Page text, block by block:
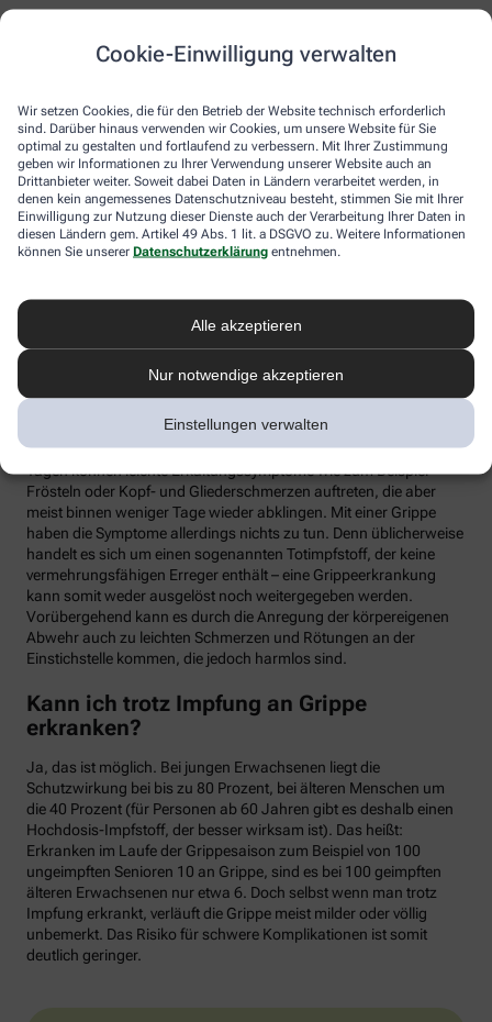
Cookie-Einwilligung verwalten
Wir setzen Cookies, die für den Betrieb der Website technisch erforderlich
sind. Darüber hinaus verwenden wir Cookies, um unsere Website für Sie
optimal zu gestalten und fortlaufend zu verbessern. Mit Ihrer Zustimmung
geben wir Informationen zu Ihrer Verwendung unserer Website auch an
Drittanbieter weiter. Soweit dabei Daten in Ländern verarbeitet werden, in
denen kein angemessenes Datenschutzniveau besteht, stimmen Sie mit Ihrer
Einwilligung zur Nutzung dieser Dienste auch der Verarbeitung Ihrer Daten in
diesen Ländern gem. Artikel 49 Abs. 1 lit. a DSGVO zu. Weitere Informationen
können Sie unserer Datenschutzerklärung entnehmen.
Alle akzeptieren
Nur notwendige akzeptieren
Einstellungen verwalten
ständig, der Impfstoff wird daher jedes Jahr an die neue Saison
angepasst. Nach der Impfung dauert es etwa 10 bis 14 Tage, bis
der Körper einen ausreichenden Schutz vor einer Ansteckung
aufgebaut hat. Auch eine spätere Impfung zu Beginn des Jahres
ist meist noch sinnvoll.
Wie sicher ist der Impfstoff?
ein streng reguliertes Zulassungsverfahren durchlaufen. Hierbei
muss die Qualität, Wirksamkeit und Verträglichkeit in
wissenschaftlichen Studien nachgewiesen werden. Die Freigabe
erfolgt nach weiteren Prüfungen schließlich durch das Paul-
Die Grippeimpfung ist in aller Regel gut verträglich. In den ersten
Tagen können leichte Erkältungssymptome wie zum Beispiel
Frösteln oder Kopf- und Gliederschmerzen auftreten, die aber
meist binnen weniger Tage wieder abklingen. Mit einer Grippe
haben die Symptome allerdings nichts zu tun. Denn üblicherweise
handelt es sich um einen sogenannten Totimpfstoff, der keine
vermehrungsfähigen Erreger enthält – eine Grippeerkrankung
kann somit weder ausgelöst noch weitergegeben werden.
Vorübergehend kann es durch die Anregung der körpereigenen
Abwehr auch zu leichten Schmerzen und Rötungen an der
Einstichstelle kommen, die jedoch harmlos sind.
Kann ich trotz Impfung an Grippe
erkranken?
Ja, das ist möglich. Bei jungen Erwachsenen liegt die
Schutzwirkung bei bis zu 80 Prozent, bei älteren Menschen um
die 40 Prozent (für Personen ab 60 Jahren gibt es deshalb einen
Hochdosis-Impfstoff, der besser wirksam ist). Das heißt:
Erkranken im Laufe der Grippesaison zum Beispiel von 100
ungeimpften Senioren 10 an Grippe, sind es bei 100 geimpften
älteren Erwachsenen nur etwa 6. Doch selbst wenn man trotz
Impfung erkrankt, verläuft die Grippe meist milder oder völlig
unbemerkt. Das Risiko für schwere Komplikationen ist somit
deutlich geringer.